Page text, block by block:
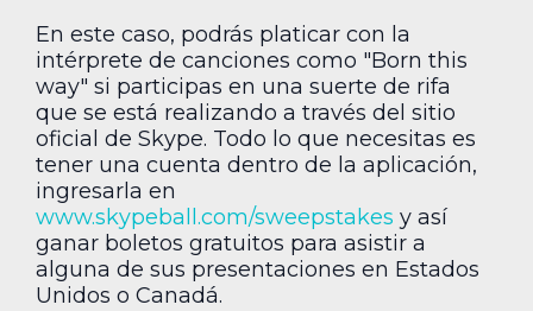
En este caso, podrás platicar con la
intérprete de canciones como "Born this
way" si participas en una suerte de rifa
que se está realizando a través del sitio
oficial de Skype. Todo lo que necesitas es
tener una cuenta dentro de la aplicación,
ingresarla en
www.skypeball.com/sweepstakes y así
ganar boletos gratuitos para asistir a
alguna de sus presentaciones en Estados
Unidos o Canadá.